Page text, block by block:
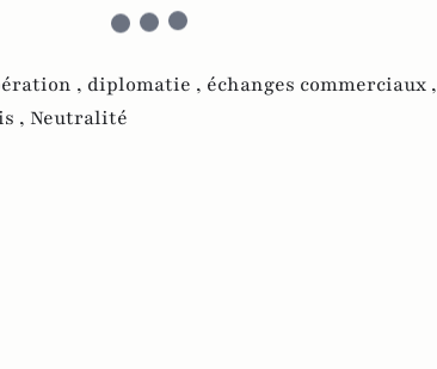
, diplomatie , échanges commerciaux ,
, Neutralité